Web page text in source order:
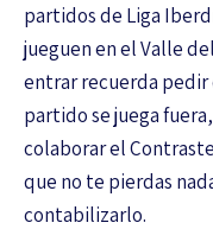
partidos de Liga
jueguen en el Valle
entrar recuerda
partido se juega
colaborar el
que no te pierdas
contabilizarlo.